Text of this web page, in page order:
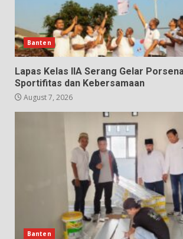
Banten
Lapas Kelas IIA Serang Gelar
Sportifitas dan Kebersamaan
August 7, 2026
Banten